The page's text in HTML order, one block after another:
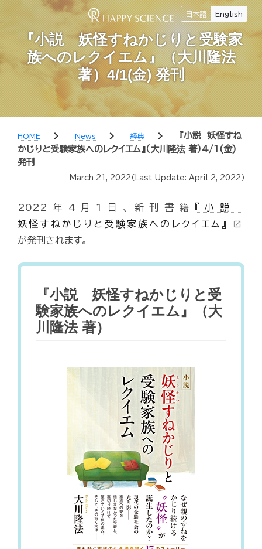
日本語 English
『小説 妖怪すねかじりと受験家
族へのレクイエム』（大川隆法
著）4/1(金) 発刊
HOME chevron_right News chevron_right 経典 chevron_right
『小説 妖怪すね
かじりと受験家族へのレクイエム』（大川隆法 著）4/1(金)
発刊
March 21, 2022 （Last Update: April 2, 2022 ）
2022年4月1日、新刊書籍
『小説
妖怪すねかじりと受験家族へのレクイエム』
open_in_new
が発刊されます。
『小説 妖怪すねかじりと受
験家族へのレクイエム』（大
川隆法 著）